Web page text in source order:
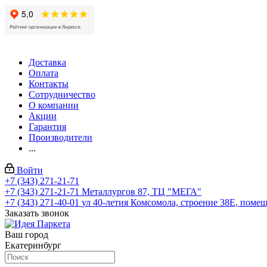
Доставка
Оплата
Контакты
Сотрудничество
О компании
Акции
Гарантия
Производители
...
Войти
+7 (343) 271-21-71
+7 (343) 271-21-71 Металлургов 87, ТЦ "МЕГА"
+7 (343) 271-40-01 ул 40-летия Комсомола, строение 38Е,
Заказать звонок
Ваш город
Екатеринбург